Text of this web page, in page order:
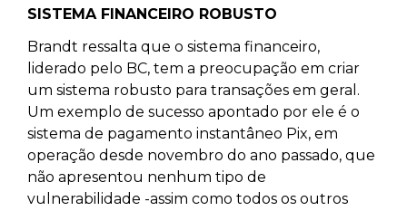
SISTEMA FINANCEIRO ROBUSTO
Brandt ressalta que o sistema financeiro,
liderado pelo BC, tem a preocupação em criar
um sistema robusto para transações em geral.
Um exemplo de sucesso apontado por ele é o
sistema de pagamento instantâneo Pix, em
operação desde novembro do ano passado, que
não apresentou nenhum tipo de
vulnerabilidade -assim como todos os outros